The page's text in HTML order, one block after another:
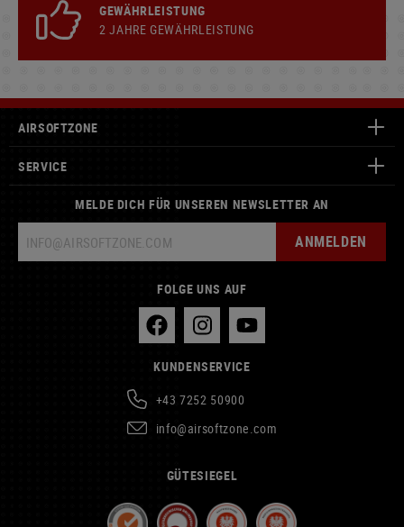
GEWÄHRLEISTUNG
2 JAHRE GEWÄHRLEISTUNG
AIRSOFTZONE
SERVICE
MELDE DICH FÜR UNSEREN NEWSLETTER AN
ANMELDEN
FOLGE UNS AUF
KUNDENSERVICE
+43 7252 50900
info@airsoftzone.com
GÜTESIEGEL